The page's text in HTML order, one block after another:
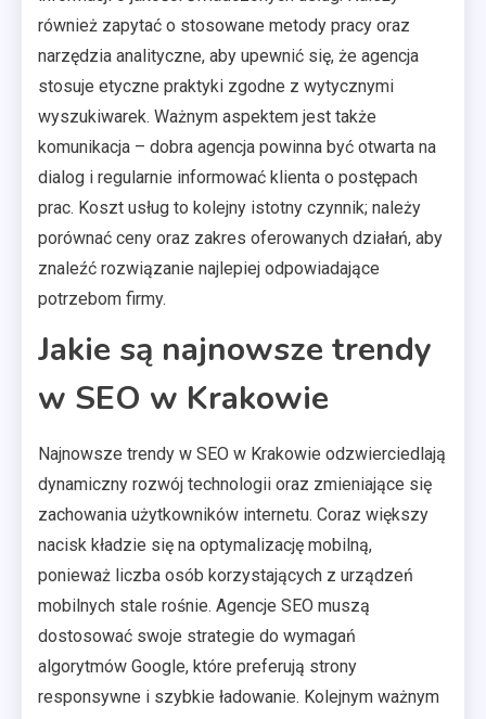
również zapytać o stosowane metody pracy oraz
narzędzia analityczne, aby upewnić się, że agencja
stosuje etyczne praktyki zgodne z wytycznymi
wyszukiwarek. Ważnym aspektem jest także
komunikacja – dobra agencja powinna być otwarta na
dialog i regularnie informować klienta o postępach
prac. Koszt usług to kolejny istotny czynnik; należy
porównać ceny oraz zakres oferowanych działań, aby
znaleźć rozwiązanie najlepiej odpowiadające
potrzebom firmy.
Jakie są najnowsze trendy
w SEO w Krakowie
Najnowsze trendy w SEO w Krakowie odzwierciedlają
dynamiczny rozwój technologii oraz zmieniające się
zachowania użytkowników internetu. Coraz większy
nacisk kładzie się na optymalizację mobilną,
ponieważ liczba osób korzystających z urządzeń
mobilnych stale rośnie. Agencje SEO muszą
dostosować swoje strategie do wymagań
algorytmów Google, które preferują strony
responsywne i szybkie ładowanie. Kolejnym ważnym